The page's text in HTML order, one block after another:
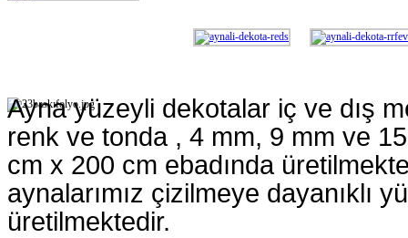
Ayna yüzeyli dekotalar iç ve dış
renk ve tonda , 4 mm, 9 mm ve
cm x 200 cm ebadında
aynalarımız çizilmeye dayanıklı
üretilmektedir.